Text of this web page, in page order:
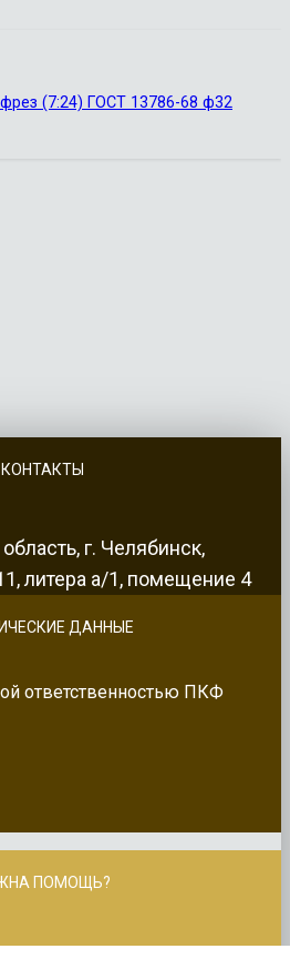
(7:24) ГОСТ 13786-68 ф32
КОНТАКТЫ
г. Челябинск,
литера а/1, помещение 4
ДАННЫЕ
ответственностью ПКФ
ПОМОЩЬ?